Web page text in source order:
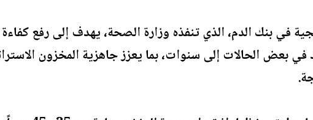
في بنك الدم، الذي تنفذه وزارة الصحة، يهدف إلى رفع
بعض الحالات إلى سنوات، بما يعزز جاهزية المخزون